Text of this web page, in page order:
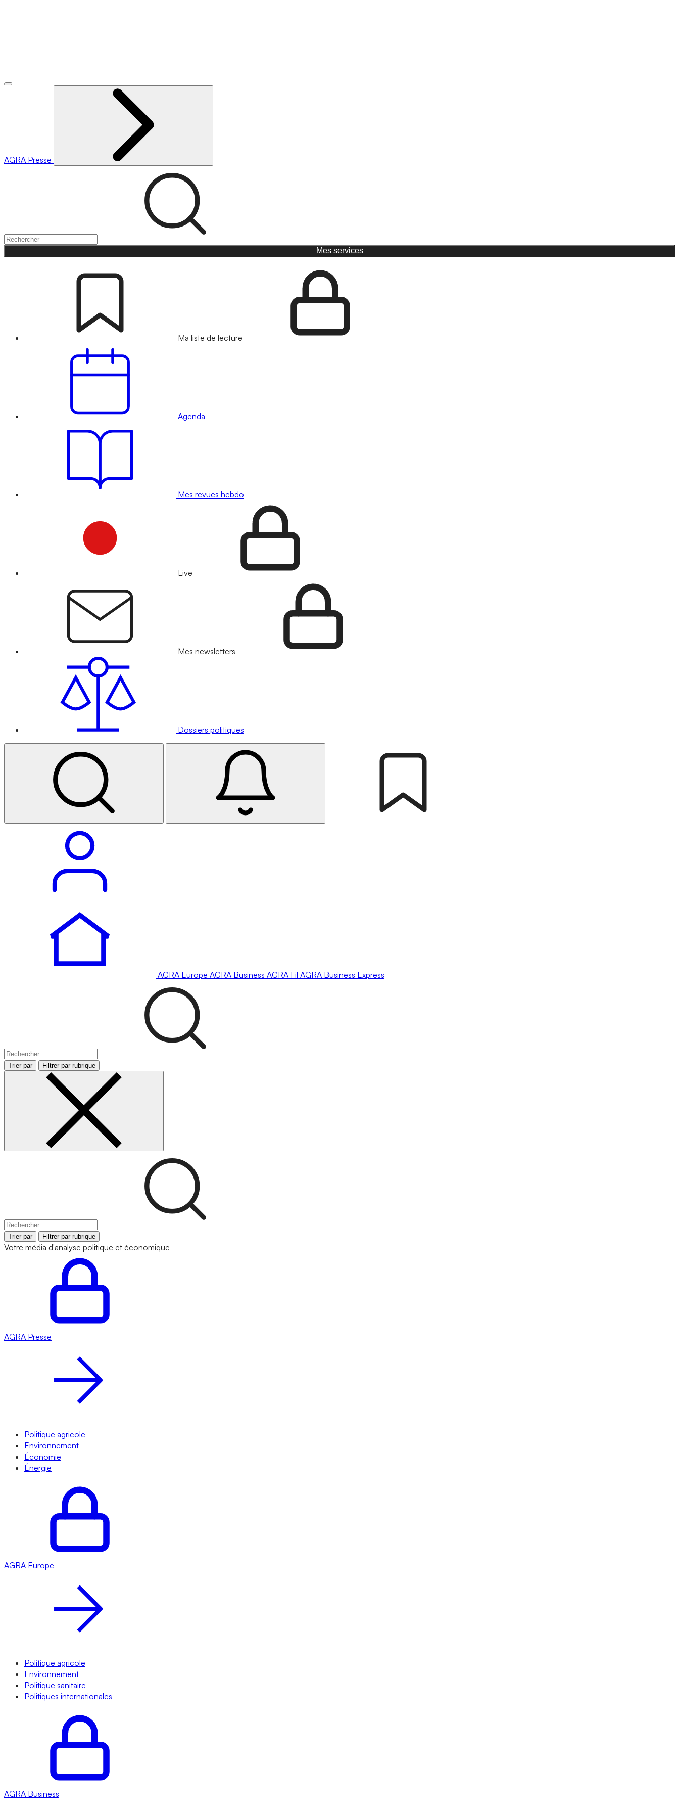
AGRA Presse
Mes services
Ma liste de lecture
Agenda
Mes revues hebdo
Live
Mes newsletters
Dossiers politiques
AGRA Europe AGRA Business AGRA Fil AGRA Business Express
Trier par Filtrer par rubrique
Trier par Filtrer par rubrique
Votre média d'analyse politique et économique
AGRA Presse
Politique agricole
Environnement
Économie
Énergie
AGRA Europe
Politique agricole
Environnement
Politique sanitaire
Politiques internationales
AGRA Business